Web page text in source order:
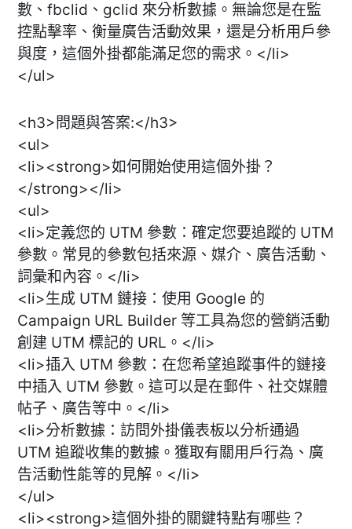
數、fbclid、gclid 來分析數據。無論您是在監
控點擊率、衡量廣告活動效果，還是分析用戶參
與度，這個外掛都能滿足您的需求。</li>
</ul>
<h3>問題與答案:</h3>
<ul>
<li><strong>如何開始使用這個外掛？
</strong></li>
<ul>
<li>定義您的 UTM 參數：確定您要追蹤的 UTM
參數。常見的參數包括來源、媒介、廣告活動、
詞彙和內容。</li>
<li>生成 UTM 鏈接：使用 Google 的
Campaign URL Builder 等工具為您的營銷活動
創建 UTM 標記的 URL。</li>
<li>插入 UTM 參數：在您希望追蹤事件的鏈接
中插入 UTM 參數。這可以是在郵件、社交媒體
帖子、廣告等中。</li>
<li>分析數據：訪問外掛儀表板以分析通過
UTM 追蹤收集的數據。獲取有關用戶行為、廣
告活動性能等的見解。</li>
</ul>
<li><strong>這個外掛的關鍵特點有哪些？